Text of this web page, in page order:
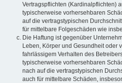
Vertragspflichten (Kardinalpflichten)
typischerweise vorhersehbaren
auf die vertragstypischen
für mittelbare Folgeschäden wie
Die Haftung ist gegenüber
Leben, Körper und Gesundheit oder
fahrlässigem Verhalten des
typischerweise vorhersehbaren
nach auf die vertragstypischen
auch für mittelbare Schäden,